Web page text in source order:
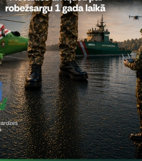
informācija bija noderīga?